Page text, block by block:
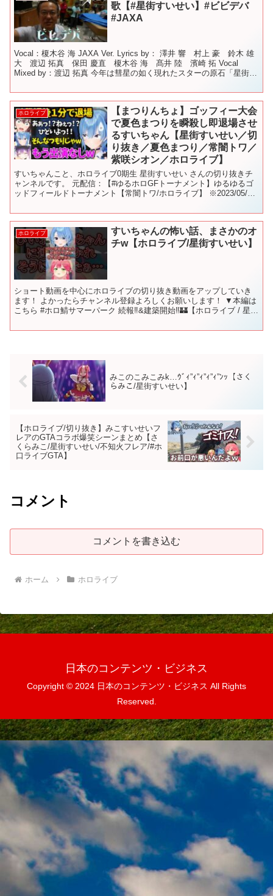
歌【#星街すいせい】#ビビデバ
#JAXA
Vocal：榎木谷 海 JAXA Ver. Lyrics by： 澤井 響 村上 豪 鈴木 雄
大 渡辺 拓真 保田 慶直 榎木谷 海 髙井 陸 濱崎 拓 Vocal
Mixed by：渡辺 拓真 今年は彗星の如く現れたスターの原石「星街す
ホロライブ
【まつりんちょ】ゴッフィー大会
で夏色まつりを瞬殺し即退場させ
るすいちゃん【星街すいせい／切
り抜き／夏色まつり／常闇トワ／
紫咲シオン／ホロライブ】
すいちゃんこと、ホロライブ0期生 星街すいせい さんの切り抜きチ
ャンネルです。 元配信：【#ゆるホロGFトーナメント】ゆるゆるゴ
ッドフィールドトーナメント【常闇トワ/ホロライブ】 ※2023/05/19
ホロライブ
すいちゃんの怖い話、まさかのオ
チw【ホロライブ/星街すいせい】
ショート動画を中心にホロライブの切り抜き動画をアップしていき
ます！ よかったらチャンネル登録よろしくお願いします！ ▼本編は
こちら #ホロ鯖サマーパーク 続報‼&建築開始‼🏰【ホロライブ / 星街
みこのこみこみk…ｳﾞｨ”ｨ”ｨ”ｨ”ｨ”ﾝｯ【さく
らみこ/星街すいせい】
【ホロライブ/切り抜き】みこすいせいフ
レアのGTAコラボ爆笑シーンまとめ【さ
くらみこ/星街すいせい/不知火フレア/#ホ
口ライブGTA】
コメント
コメントを書き込む
ホーム ホロライブ
日本のコンテンツ・ビジネス
Copyright © 2024 日本のコンテンツ・ビジネス All Rights
Reserved.